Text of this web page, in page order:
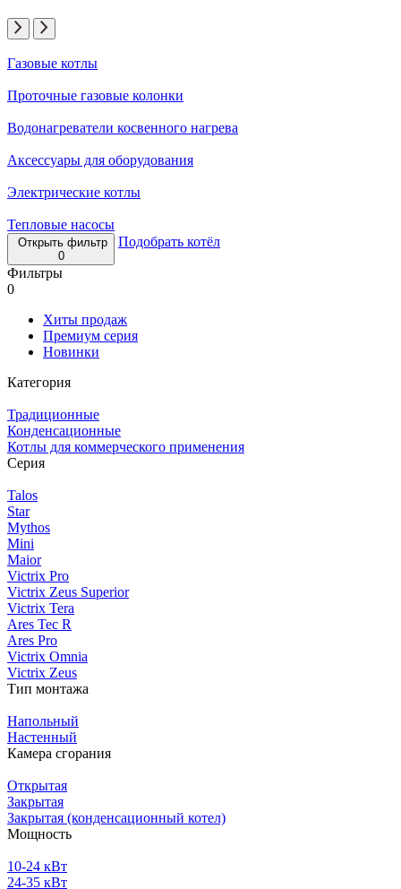
Газовые котлы
Проточные газовые колонки
Водонагреватели косвенного нагрева
Аксессуары для оборудования
Электрические котлы
Тепловые насосы
Открыть фильтр
0
Подобрать котёл
Фильтры
0
Хиты продаж
Премиум серия
Новинки
Категория
Традиционные
Конденсационные
Котлы для коммерческого применения
Серия
Talos
Star
Mythos
Mini
Maior
Victrix Pro
Victrix Zeus Superior
Victrix Tera
Ares Tec R
Ares Pro
Victrix Omnia
Victrix Zeus
Тип монтажа
Напольный
Настенный
Камера сгорания
Открытая
Закрытая
Закрытая (конденсационный котел)
Мощность
10-24 кВт
24-35 кВт